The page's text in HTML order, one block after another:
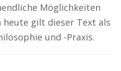
Möglichkeiten
heute gilt dieser Text als
und -Praxis.